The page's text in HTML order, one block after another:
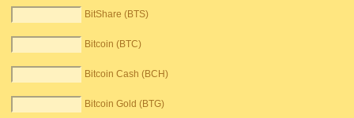
BitShare (BTS)
Bitcoin (BTC)
Bitcoin Cash (BCH)
Bitcoin Gold (BTG)